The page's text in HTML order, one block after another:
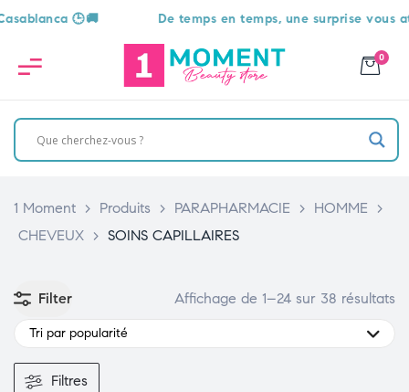
De temps en temps, une surprise vous attend 🎁
0
1 Moment > Produits > PARAPHARMACIE > HOMME
>
CHEVEUX > SOINS CAPILLAIRES
Filter Affichage de 1–24 sur 38 résultats
Tri par popularité
Filtres